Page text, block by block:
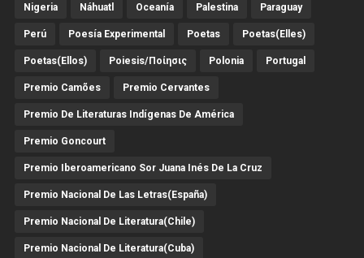
Nigeria Náhuatl Oceanía Palestina Paraguay
Perú Poesía Experimental Poetas Poetas(Elles)
Poetas(Ellos) Poiesis/ποίησις Polonia Portugal
Premio Camões Premio Cervantes
Premio De Literaturas Indígenas De América
Premio Goncourt
Premio Iberoamericano Sor Juana Inés De La Cruz
Premio Nacional De Las Letras(España)
Premio Nacional De Literatura(Chile)
Premio Nacional De Literatura(Cuba)